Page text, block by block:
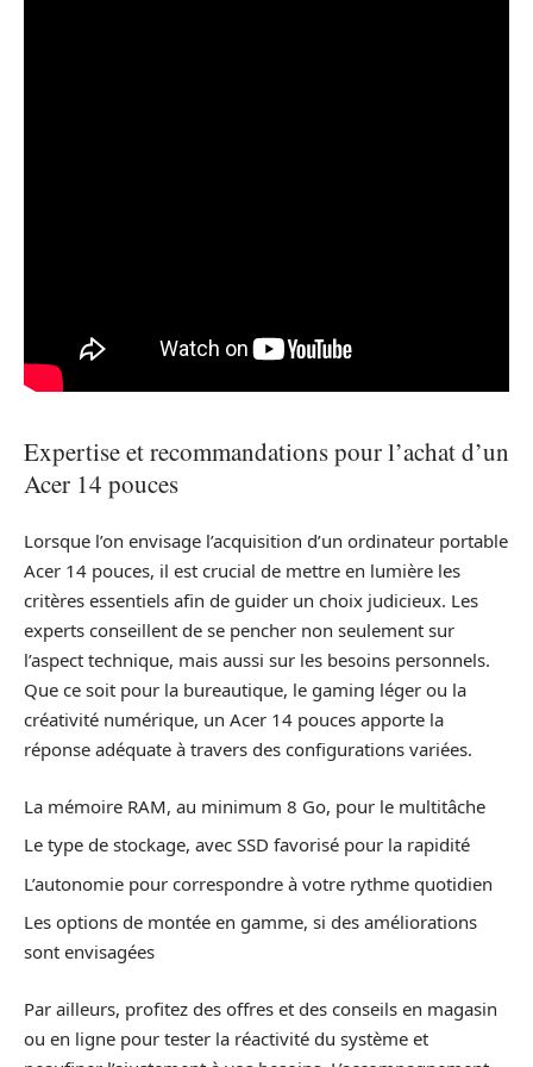
Expertise et recommandations pour l’achat d’un
Acer 14 pouces
Lorsque l’on envisage l’acquisition d’un ordinateur portable
Acer 14 pouces, il est crucial de mettre en lumière les
critères essentiels afin de guider un choix judicieux. Les
experts conseillent de se pencher non seulement sur
l’aspect technique, mais aussi sur les besoins personnels.
Que ce soit pour la bureautique, le gaming léger ou la
créativité numérique, un Acer 14 pouces apporte la
réponse adéquate à travers des configurations variées.
La mémoire RAM, au minimum 8 Go, pour le multitâche
Le type de stockage, avec SSD favorisé pour la rapidité
L’autonomie pour correspondre à votre rythme quotidien
Les options de montée en gamme, si des améliorations
sont envisagées
Par ailleurs, profitez des offres et des conseils en magasin
ou en ligne pour tester la réactivité du système et